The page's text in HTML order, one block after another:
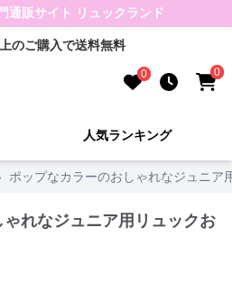
通販サイト リュックランド
のご購入で送料無料
0 0
人気ランキング
ポップなカラーのおしゃれなジュニア
れなジュニア用リュックお